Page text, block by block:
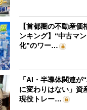
【首都圏の不動産
ンキング】“中古マ
化”のワー…
「AI・半導体関連が
に変わりはない」資
現役トレー…